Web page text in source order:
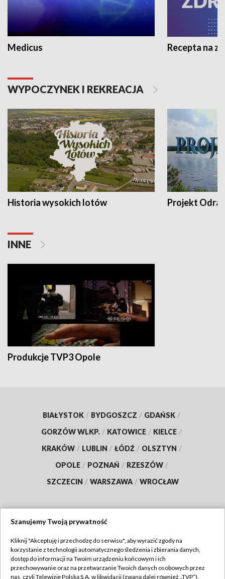
Medicus Recepta na
WYPOCZYNEK I REKREACJA
Historia wysokich lotów Projekt Odra
INNE
Produkcje TVP3 Opole
BIAŁYSTOK / BYDGOSZCZ / GDAŃSK /
GORZÓW WLKP. / KATOWICE / KIELCE /
KRAKÓW / LUBLIN / ŁÓDŹ / OLSZTYN /
OPOLE / POZNAŃ / RZESZÓW /
SZCZECIN / WARSZAWA / WROCŁAW
TVP
Abonament TVP
Regulamin TVP
Szanujemy Twoją prywatność
Kliknij "Akceptuję i przechodzę do serwisu", aby wyrazić zgody na
korzystanie z technologii automatycznego śledzenia i zbierania danych,
dostęp do informacji na Twoim urządzeniu końcowym i ich
przechowywanie oraz na przetwarzanie Twoich danych osobowych przez
nas, czyli Telewizję Polską S.A. w likwidacji (zwaną dalej również „TVP”),